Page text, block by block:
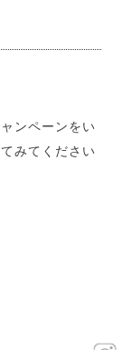
ンペーンをい
みてください